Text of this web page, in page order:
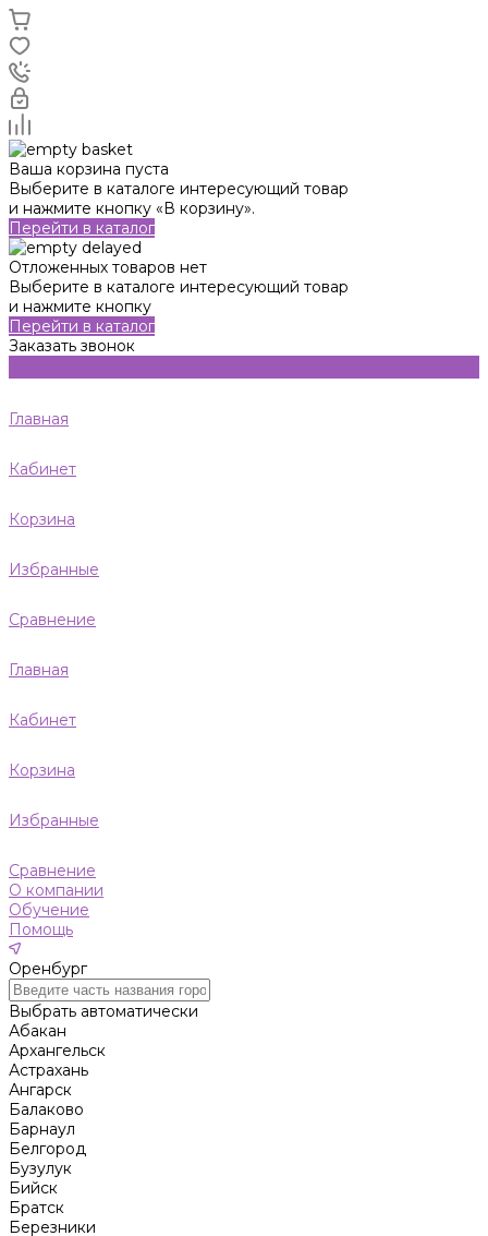
Ваша корзина пуста
Выберите в каталоге интересующий товар
и нажмите кнопку «В корзину».
Перейти в каталог
Отложенных товаров нет
Выберите в каталоге интересующий товар
и нажмите кнопку
Перейти в каталог
Заказать звонок
Главная
Кабинет
Корзина
Избранные
Сравнение
Главная
Кабинет
Корзина
Избранные
Сравнение
О компании
Обучение
Помощь
Оренбург
Выбрать автоматически
Абакан
Архангельск
Астрахань
Ангарск
Балаково
Барнаул
Белгород
Бузулук
Бийск
Братск
Березники